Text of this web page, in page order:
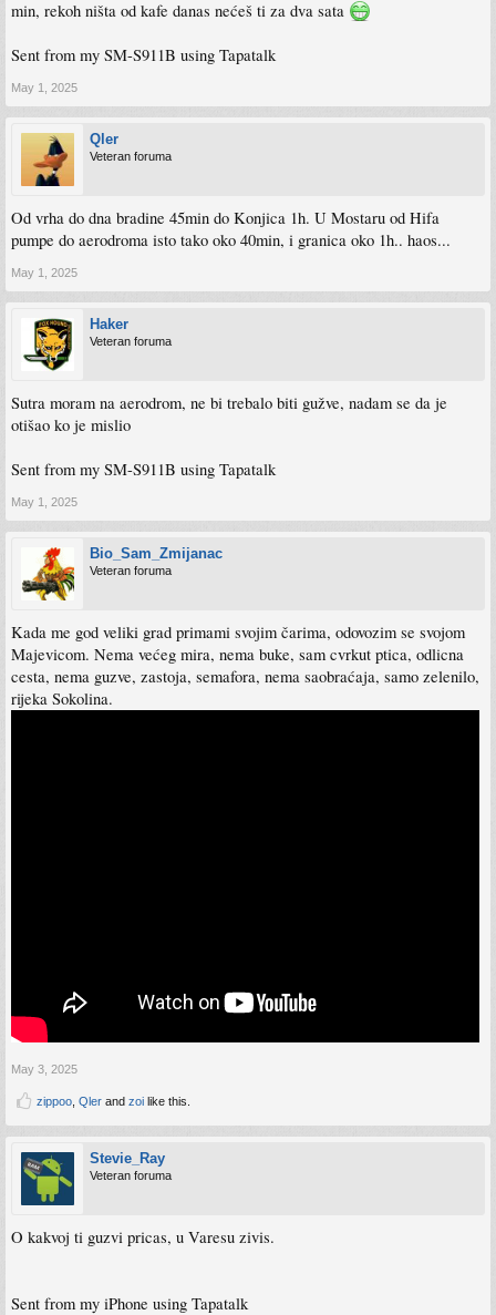
min, rekoh ništa od kafe danas nećeš ti za dva sata
Sent from my SM-S911B using Tapatalk
May 1, 2025
Qler
Veteran foruma
Od vrha do dna bradine 45min do Konjica 1h. U Mostaru od Hifa
pumpe do aerodroma isto tako oko 40min, i granica oko 1h.. haos...
May 1, 2025
Haker
Veteran foruma
Sutra moram na aerodrom, ne bi trebalo biti gužve, nadam se da je
otišao ko je mislio
Sent from my SM-S911B using Tapatalk
May 1, 2025
Bio_Sam_Zmijanac
Veteran foruma
Kada me god veliki grad primami svojim čarima, odovozim se svojom
Majevicom. Nema većeg mira, nema buke, sam cvrkut ptica, odlicna
cesta, nema guzve, zastoja, semafora, nema saobraćaja, samo zelenilo,
rijeka Sokolina.
May 3, 2025
zippoo Qler and zoi like this.
Stevie_Ray
Veteran foruma
O kakvoj ti guzvi pricas, u Varesu zivis.
Sent from my iPhone using Tapatalk